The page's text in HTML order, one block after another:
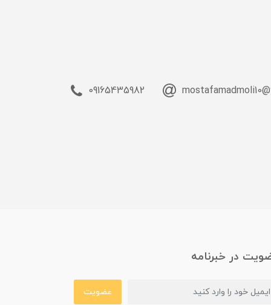
09165435982
در خبرنامه
عضویت